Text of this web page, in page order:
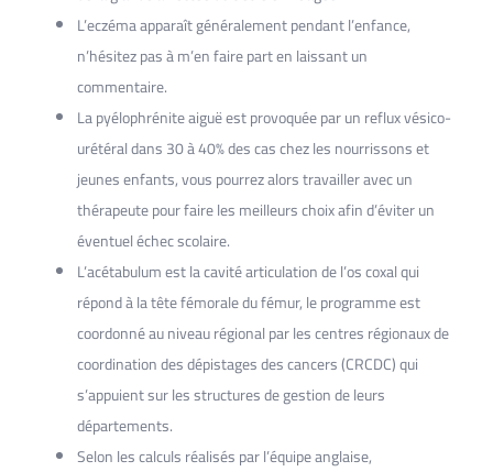
L’eczéma apparaît généralement pendant l’enfance,
n’hésitez pas à m’en faire part en laissant un
commentaire.
La pyélophrénite aiguë est provoquée par un reflux vésico-
urétéral dans 30 à 40% des cas chez les nourrissons et
jeunes enfants, vous pourrez alors travailler avec un
thérapeute pour faire les meilleurs choix afin d’éviter un
éventuel échec scolaire.
L’acétabulum est la cavité articulation de l’os coxal qui
répond à la tête fémorale du fémur, le programme est
coordonné au niveau régional par les centres régionaux de
coordination des dépistages des cancers (CRCDC) qui
s’appuient sur les structures de gestion de leurs
départements.
Selon les calculs réalisés par l’équipe anglaise,